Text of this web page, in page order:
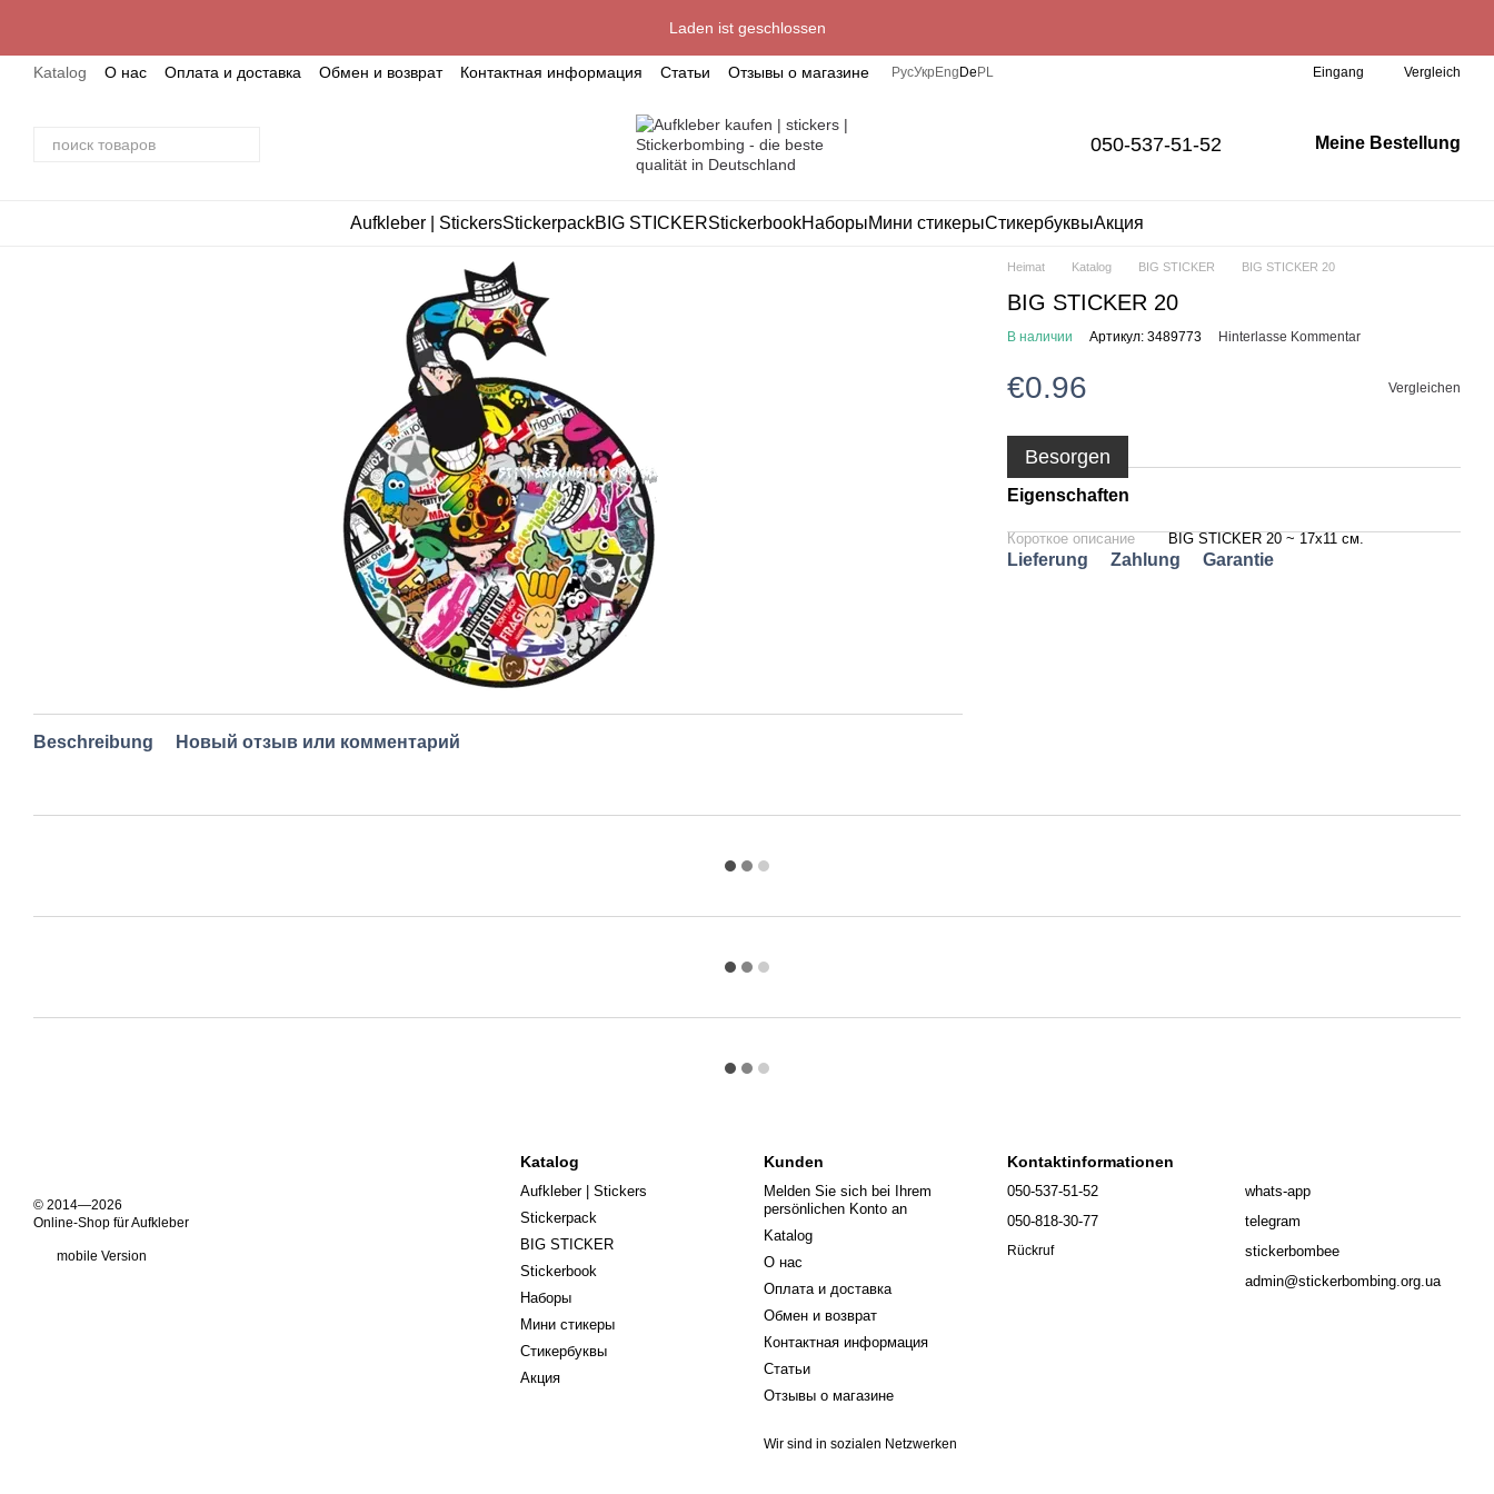
Laden ist geschlossen
Katalog О нас Оплата и доставка Обмен и возврат Контактная информация Статьи Отзывы о магазине РусУкр Eng De PL Eingang Vergleich
050-537-51-52 Meine Bestellung
Aufkleber | StickersStickerpackBIG STICKERStickerbookНаборыМини стикерыСтикербуквыАкция
Beschreibung Новый отзыв или комментарий
Heimat Katalog BIG STICKER BIG STICKER 20
BIG STICKER 20
В наличии Артикул: 3489773 Hinterlasse Kommentar
€0.96 Vergleichen
Besorgen
Eigenschaften
Короткое описание BIG STICKER 20 ~ 17х11 см.
Lieferung Zahlung Garantie
© 2014—2026
Online-Shop für Aufkleber
mobile Version
Katalog
Aufkleber | Stickers
Stickerpack
BIG STICKER
Stickerbook
Наборы
Мини стикеры
Стикербуквы
Акция
Kunden
Melden Sie sich bei Ihrem
persönlichen Konto an
Katalog
О нас
Оплата и доставка
Обмен и возврат
Контактная информация
Статьи
Отзывы о магазине
Wir sind in sozialen Netzwerken
Kontaktinformationen
050-537-51-52
050-818-30-77
Rückruf
whats-app
telegram
stickerbombee
admin@stickerbombing.org.ua